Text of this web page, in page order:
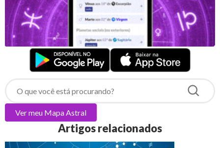
Ver meu Mapa Astral
Artigos relacionados